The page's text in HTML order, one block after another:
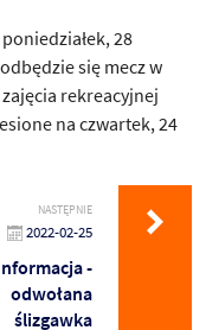
poniedziałek, 28
się mecz w
rekreacyjnej
na czwartek, 24
NASTĘPNIE
2022-02-25
-
odwołana
ślizgawka